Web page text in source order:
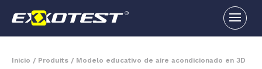
Inicio / Produits / Modelo educativo de aire acondicionado en 3D